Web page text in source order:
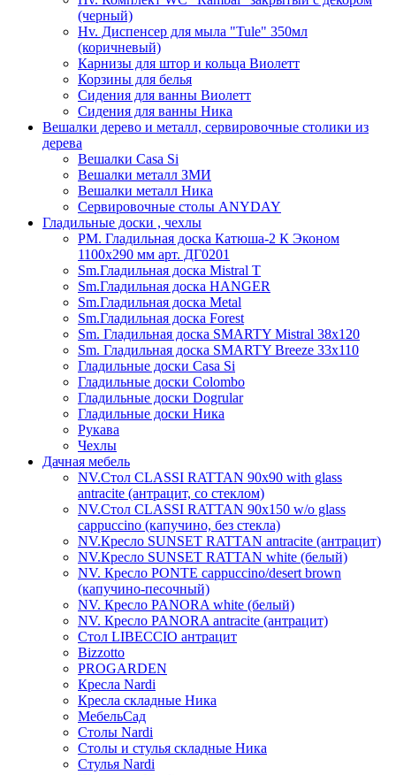
(черный)
Hv. Диспенсер для мыла "Tule" 350мл
(коричневый)
Карнизы для штор и кольца Виолетт
Корзины для белья
Сидения для ванны Виолетт
Сидения для ванны Ника
Вешалки дерево и металл, сервировочные столики из
дерева
Вешалки Casa Si
Вешалки металл ЗМИ
Вешалки металл Ника
Сервировочные столы ANYDAY
Гладильные доски , чехлы
PM. Гладильная доска Катюша-2 К Эконом
1100х290 мм арт. ДГ0201
Sm.Гладильная доска Mistral T
Sm.Гладильная доска HANGER
Sm.Гладильная доска Metal
Sm.Гладильная доска Forest
Sm. Гладильная доска SMARTY Mistral 38x120
Sm. Гладильная доска SMARTY Breeze 33х110
Гладильные доски Casa Si
Гладильные доски Colombo
Гладильные доски Dogrular
Гладильные доски Ника
Рукава
Чехлы
Дачная мебель
NV.Стол CLASSI RATTAN 90х90 with glass
antracite (антрацит, со стеклом)
NV.Стол CLASSI RATTAN 90х150 w/o glass
cappuccino (капучино, без стекла)
NV.Кресло SUNSET RATTAN antracite (антрацит)
NV.Кресло SUNSET RATTAN white (белый)
NV. Кресло PONTE cappuccino/desert brown
(капучино-песочный)
NV. Кресло PANORA white (белый)
NV. Кресло PANORA antracite (антрацит)
Стол LIBECCIO антрацит
Bizzotto
PROGARDEN
Кресла Nardi
Кресла складные Ника
МебельСад
Столы Nardi
Столы и стулья складные Ника
Стулья Nardi